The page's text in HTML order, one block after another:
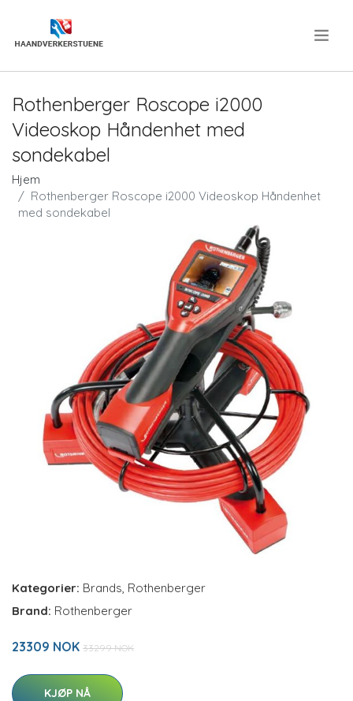
Rothenberger Roscope i2000
Videoskop Håndenhet med
sondekabel
Hjem
Rothenberger Roscope i2000 Videoskop Håndenhet
med sondekabel
Kategorier: Brands, Rothenberger
Brand: Rothenberger
23309 NOK 33299 NOK
KJØP NÅ